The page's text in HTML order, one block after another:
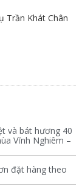
Trần Khát Chân
và bát hương 40
Vĩnh Nghiêm –
đặt hàng theo